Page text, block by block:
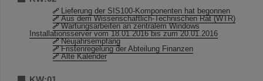
Lieferung der SIS100-Komponenten hat begonnen
Aus dem Wissenschaftlich-Technischen Rat (WTR)
Wartungsarbeiten an zentralem Windows
Installationsserver vom 18.01.2016 bis zum 20.01.2016
Neujahrsempfang
Fristenregelung der Abteilung Finanzen
Alte Kalender